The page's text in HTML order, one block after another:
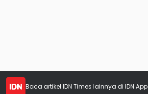
Baca artikel IDN Times lainnya di IDN App